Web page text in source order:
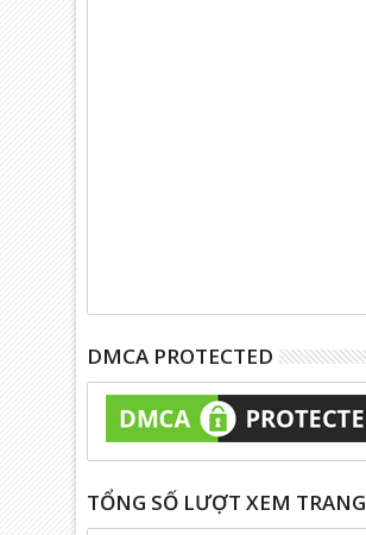
DMCA PROTECTED
TỔNG SỐ LƯỢT XEM TRANG